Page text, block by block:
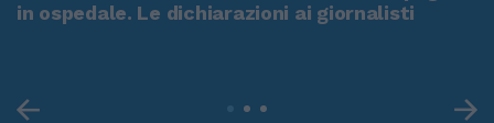
in ospedale. Le dichiarazioni ai giornalisti